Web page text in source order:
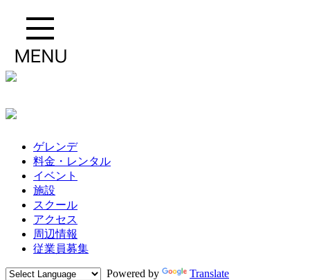
ゲレンデ
料金・レンタル
イベント
施設
スクール
アクセス
周辺情報
従業員募集
Powered by Translate